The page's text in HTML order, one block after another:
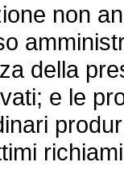
non
della
e le